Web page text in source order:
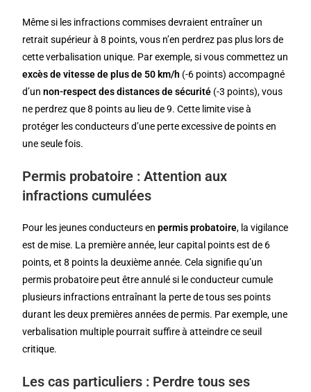
Même si les infractions commises devraient entraîner un
retrait supérieur à 8 points, vous n’en perdrez pas plus lors de
cette verbalisation unique. Par exemple, si vous commettez un
excès de vitesse de plus de 50 km/h (-6 points) accompagné
d’unnon-respect des distances de sécurité (-3 points), vous
ne perdrez que 8 points au lieu de 9. Cette limite vise à
protéger les conducteurs d’une perte excessive de points en
une seule fois.
Permis probatoire : Attention aux
infractions cumulées
Pour les jeunes conducteurs enpermis probatoire, la vigilance
est de mise. La première année, leur capital points est de 6
points, et 8 points la deuxième année. Cela signifie qu’un
permis probatoire peut être annulé si le conducteur cumule
plusieurs infractions entraînant la perte de tous ses points
durant les deux premières années de permis. Par exemple, une
verbalisation multiple pourrait suffire à atteindre ce seuil
critique.
Les cas particuliers : Perdre tous ses